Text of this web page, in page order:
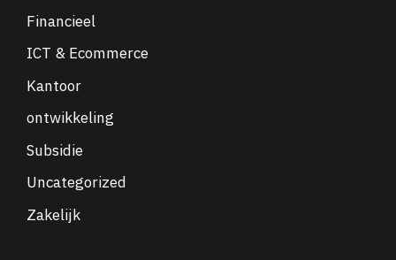
Financieel
ICT & Ecommerce
Kantoor
ontwikkeling
Subsidie
Uncategorized
Zakelijk